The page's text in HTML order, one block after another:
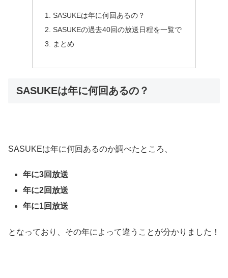
SASUKEは年に何回あるの？
SASUKEの過去40回の放送日程を一覧で
まとめ
SASUKEは年に何回あるの？
SASUKEは年に何回あるのか調べたところ、
年に3回放送
年に2回放送
年に1回放送
となっており、その年によって違うことが分かりました！